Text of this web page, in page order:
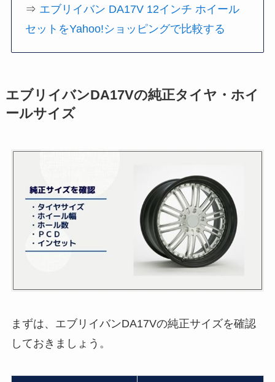
⇒ エブリイバン DA17V 12インチ ホイール
セットをYahoo!ショッピングで比較する
エブリイバンDA17Vの純正タイヤ・ホイ
ールサイズ
まずは、エブリイバンDA17Vの純正サイズを確認
しておきましょう。